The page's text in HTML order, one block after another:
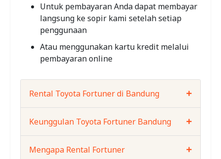
Untuk pembayaran Anda dapat membayar
langsung ke sopir kami setelah setiap
penggunaan
Atau menggunakan kartu kredit melalui
pembayaran online
Rental Toyota Fortuner di Bandung
Keunggulan Toyota Fortuner Bandung
Mengapa Rental Fortuner